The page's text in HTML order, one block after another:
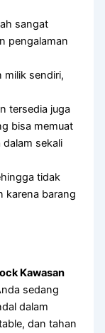
sangat
pengalaman
milik sendiri,
tersedia juga
bisa memuat
sekali
tidak
karena barang
Kawasan
sedang
dalam
dan tahan